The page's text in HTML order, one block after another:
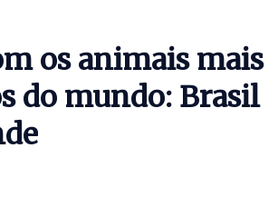
os animais mais
do mundo: Brasil